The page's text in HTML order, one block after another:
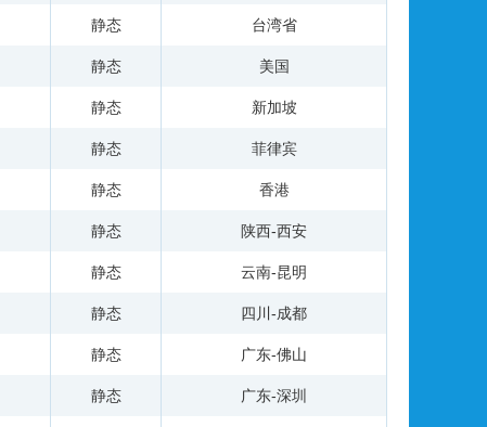
静态 台湾省
静态 美国
静态 新加坡
静态 菲律宾
静态 香港
静态 陕西-西安
静态 云南-昆明
静态 四川-成都
静态 广东-佛山
静态 广东-深圳